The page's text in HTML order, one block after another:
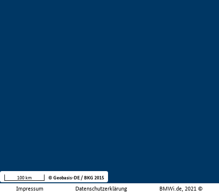
Impressum Datenschutzerklärung BMWi.de, 2021 ©
100 km © Geobasis-DE / BKG 2015